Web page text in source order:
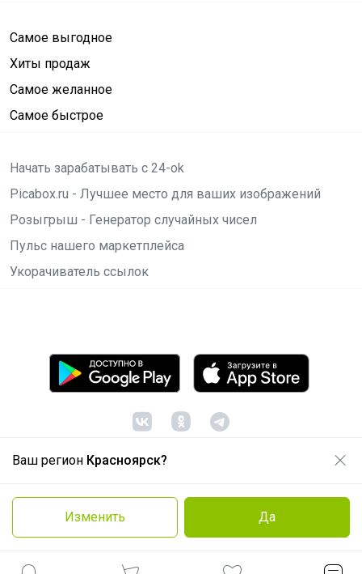
Ваш регион Красноярск?
Изменить Да
Самое выгодное
Хиты продаж
Самое желанное
Самое быстрое
Начать зарабатывать с 24-ok
Picabox.ru - Лучшее место для ваших изображений
Розыгрыш - Генератор случайных чисел
Пульс нашего маркетплейса
Укорачиватель ссылок
© ООО "Лявита", ОГРН 1122468054070, 2012 -2026
Политика конфиденциальности
Cоглашение пользователя